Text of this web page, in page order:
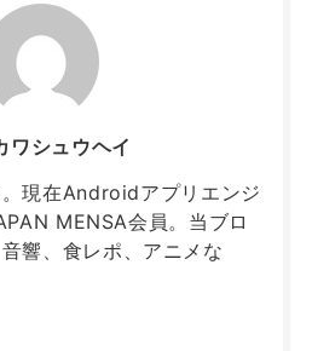
ワシュウヘイ
現在Androidアプリエンジ
MENSA会員。当ブロ
響、食レポ、アニメな